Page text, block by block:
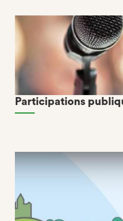
Participations